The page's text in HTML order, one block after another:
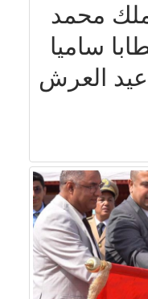
محمد
ساميا
عيد العرش